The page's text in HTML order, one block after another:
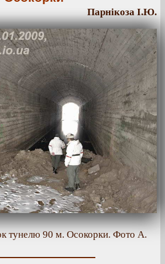
Парнікоза І.Ю.
тунелю 90 м. Осокорки. Фото А.